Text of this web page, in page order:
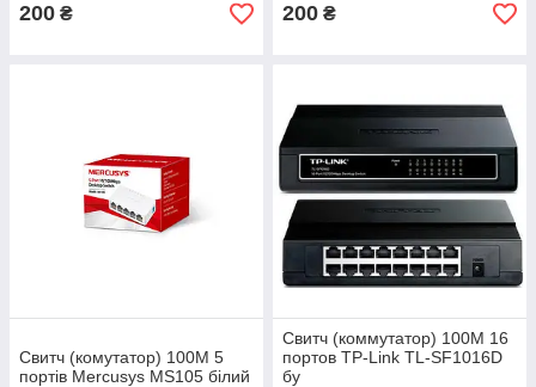
200 ₴ 200 ₴
Свитч (комутатор) 100M 5
портів Mercusys MS105 білий
Свитч (коммутатор) 100M 16
портов TP-Link TL-SF1016D
бу